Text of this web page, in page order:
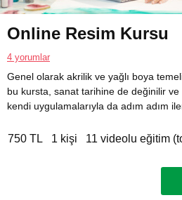
Online Resim Kursu
4 yorumlar
Genel olarak akrilik ve yağlı boya
bu kursta, sanat tarihine de değinilir ve
kendi uygulamalarıyla da adım adım
750 TL 1 kişi 11 videolu eğitim